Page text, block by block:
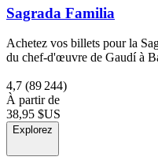
Sagrada Familia
Achetez vos billets pour la
du chef-d'œuvre de Gaudí à
4,7 (89 244)
À partir de
38,95 $US
Explorez